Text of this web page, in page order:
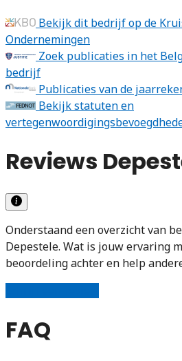
Bekijk dit bedrijf op de
Ondernemingen
Zoek publicaties in het
bedrijf
Publicaties van de
Bekijk statuten en
Reviews
Onderstaand een overzicht van
Depestele. Wat is jouw ervaring
beoordeling achter en help
FAQ